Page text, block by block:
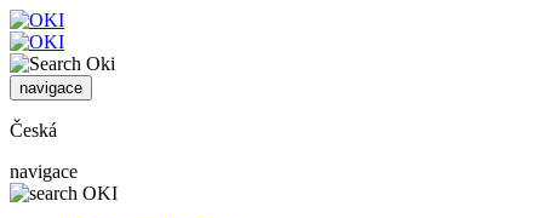
navigace
Česká
navigace